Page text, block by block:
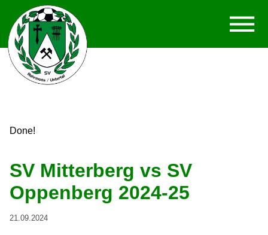
Done!
SV Mitterberg vs SV
Oppenberg 2024-25
21.09.2024